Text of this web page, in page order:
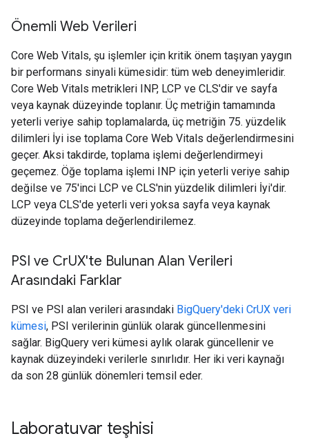
Önemli Web Verileri
Core Web Vitals, şu işlemler için kritik önem taşıyan yaygın
bir performans sinyali kümesidir: tüm web deneyimleridir.
Core Web Vitals metrikleri INP, LCP ve CLS'dir ve sayfa
veya kaynak düzeyinde toplanır. Üç metriğin tamamında
yeterli veriye sahip toplamalarda, üç metriğin 75. yüzdelik
dilimleri İyi ise toplama Core Web Vitals değerlendirmesini
geçer. Aksi takdirde, toplama işlemi değerlendirmeyi
geçemez. Öğe toplama işlemi INP için yeterli veriye sahip
değilse ve 75'inci LCP ve CLS'nin yüzdelik dilimleri İyi'dir.
LCP veya CLS'de yeterli veri yoksa sayfa veya kaynak
düzeyinde toplama değerlendirilemez.
PSI ve CrUX'te Bulunan Alan Verileri
Arasındaki Farklar
PSI ve PSI alan verileri arasındaki BigQuery'deki CrUX veri
kümesi, PSI verilerinin günlük olarak güncellenmesini
sağlar. BigQuery veri kümesi aylık olarak güncellenir ve
kaynak düzeyindeki verilerle sınırlıdır. Her iki veri kaynağı
da son 28 günlük dönemleri temsil eder.
Laboratuvar teşhisi